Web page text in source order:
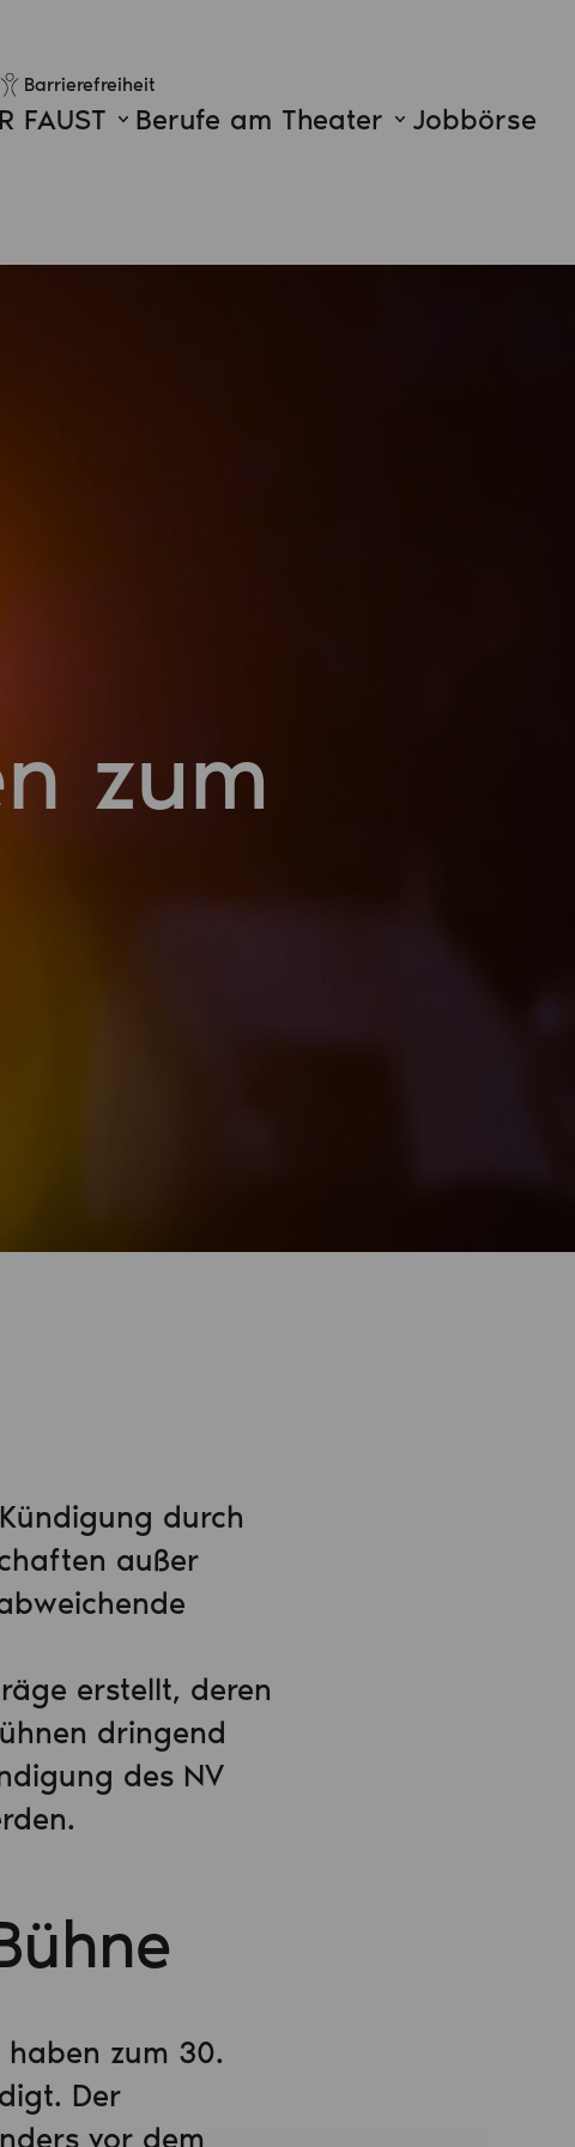
Barrierefreiheit
FAUST Berufe am Theater Jobbörse
zum
durch
außer
erstellt, deren
dringend
des NV
haben zum 30.
Der
vor dem